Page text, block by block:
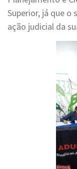
Superior, já que o
ação judicial da